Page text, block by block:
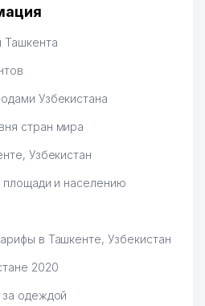
Узбекистана
стран мира
Узбекистан
площади и населению
в Ташкенте, Узбекистан
2020
одеждой